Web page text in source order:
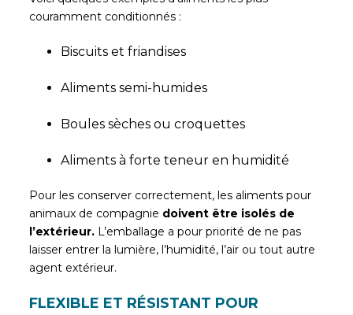
couramment conditionnés :
Biscuits et friandises
Aliments semi-humides
Boules sèches ou croquettes
Aliments à forte teneur en humidité
Pour les conserver correctement, les aliments pour
animaux de compagnie doivent être isolés de
l’extérieur. L’emballage a pour priorité de ne pas
laisser entrer la lumière, l’humidité, l’air ou tout autre
agent extérieur.
FLEXIBLE ET RÉSISTANT POUR